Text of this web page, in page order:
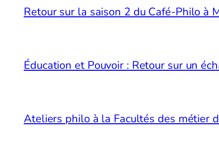
Retour sur la saison 2 du Café-Philo à
Éducation et Pouvoir : Retour sur un
Ateliers philo à la Facultés des métier